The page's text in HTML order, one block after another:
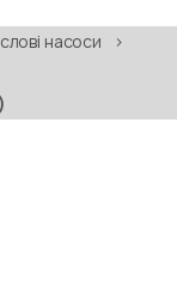
насоси
>